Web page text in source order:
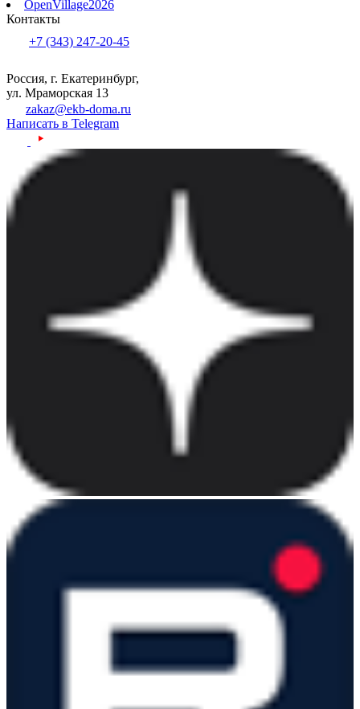
OpenVillage2026
Контакты
+7 (343) 247-20-45
Россия, г. Екатеринбург,
ул. Мраморская 13
zakaz@ekb-doma.ru
Написать в Telegram